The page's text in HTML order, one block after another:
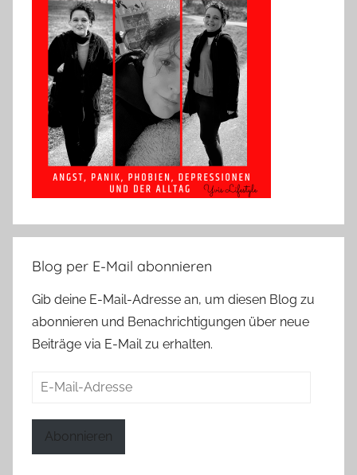
Blog per E-Mail abonnieren
Gib deine E-Mail-Adresse an, um diesen Blog zu
abonnieren und Benachrichtigungen über neue
Beiträge via E-Mail zu erhalten.
E-
Abonnieren